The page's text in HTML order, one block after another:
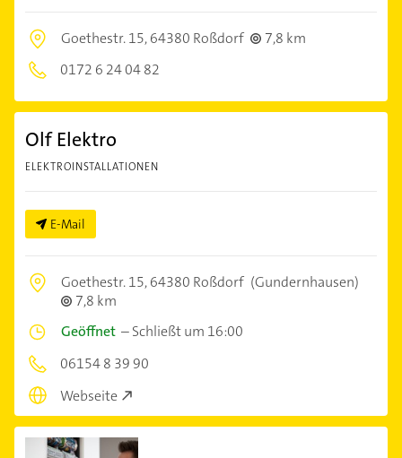
Goethestr. 15,64380 Roßdorf
7,8 km
0172 6 24 04 82
Olf Elektro
ELEKTROINSTALLATIONEN
E-Mail
Goethestr. 15,64380 Roßdorf (Gundernhausen)
7,8 km
Geöffnet –Schließt um 16:00
06154 8 39 90
Webseite